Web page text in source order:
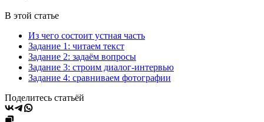
В этой статье
Из чего состоит устная часть
Задание 1: читаем текст
Задание 2: задаём вопросы
Задание 3: строим диалог-интервью
Задание 4: сравниваем фотографии
Поделитесь статьёй